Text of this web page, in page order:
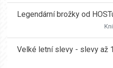
Legendární brožky od
Velké letní slevy - slevy až